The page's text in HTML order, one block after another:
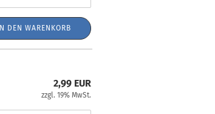
IN DEN WARENKORB
2,99 EUR
zzgl. 19% MwSt.